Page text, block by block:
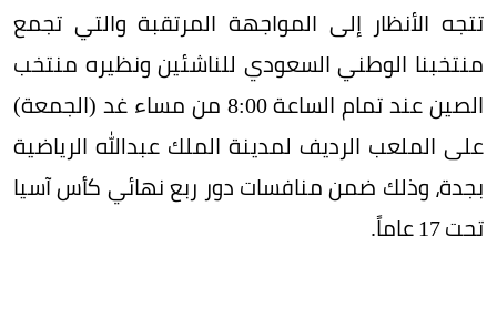
تتجه الأنظار إلى المواجهة المرتقبة والتي تجمع
منتخبنا الوطني السعودي للناشئين ونظيره منتخب
الصين عند تمام الساعة 8:00 من مساء غد (الجمعة)
على الملعب الرديف لمدينة الملك عبدالله الرياضية
بجدة، وذلك ضمن منافسات دور ربع نهائي كأس آسيا
تحت 17 عاماً.